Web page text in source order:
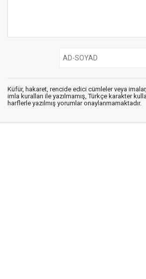
Küfür, hakaret, rencide edici cümleler veya
imla kuralları ile yazılmamış, Türkçe karakter
harflerle yazılmış yorumlar onaylanmamaktadır.